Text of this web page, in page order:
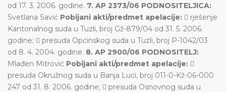
od 17. 3. 2006. godine. 7. AP 2373/06 PODNOSITELJICA:
Svetlana Savić Pobijani akti/predmet apelacije:  rješenje
Kantonalnog suda u Tuzli, broj Gž-879/04 od 31. 5. 2006.
godine;  presuda Općinskog suda u Tuzli, broj P-1042/03
od 8. 4. 2004. godine. 8. AP 2900/06 PODNOSITELJ:
Mlađen Mitrović Pobijani akti/predmet apelacije: 
presuda Okružnog suda u Banja Luci, broj 011-0-Kž-06-000
247 od 31. 8. 2006. godine;  presuda Osnovnog suda u